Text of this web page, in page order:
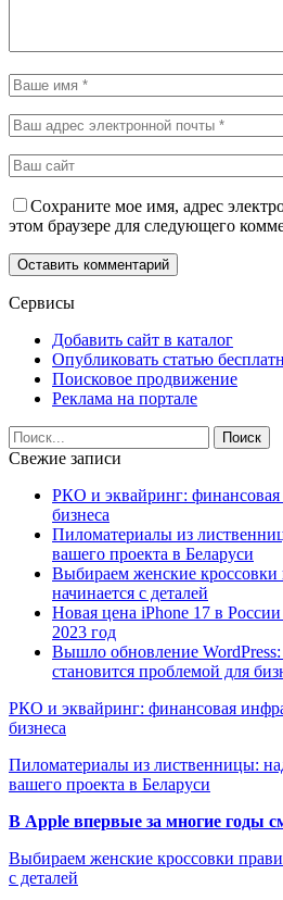
Сохраните мое имя, адрес
этом браузере для следующего
Сервисы
Добавить сайт в каталог
Опубликовать статью
Поисковое продвижение
Реклама на портале
Свежие записи
РКО и эквайринг: финансовая
бизнеса
Пиломатериалы из
вашего проекта в Беларуси
Выбираем женские кроссовки
начинается с деталей
Новая цена iPhone 17 в
2023 год
Вышло обновление
становится проблемой для
РКО и эквайринг: финансовая
бизнеса
Пиломатериалы из лиственницы:
вашего проекта в Беларуси
В Apple впервые за многие годы
Выбираем женские кроссовки
с деталей